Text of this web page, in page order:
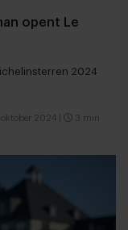
opent Le
2024
oktober 2024 3 min